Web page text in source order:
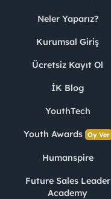
Neler Yaparız?
Kurumsal Giriş
Ücretsiz Kayıt Ol
İK Blog
YouthTech
Youth Awards Oy Ver
Humanspire
Future Sales Leader
Academy